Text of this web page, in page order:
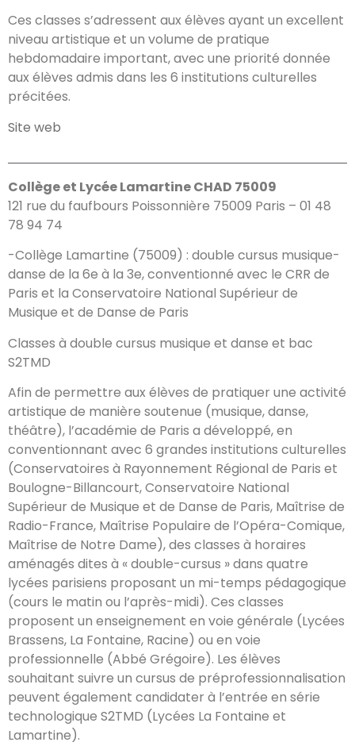
Ces classes s’adressent aux élèves ayant un excellent
niveau artistique et un volume de pratique
hebdomadaire important, avec une priorité donnée
aux élèves admis dans les 6 institutions culturelles
précitées.
Site web
Collège et Lycée Lamartine CHAD 75009
121 rue du faufbours Poissonnière 75009 Paris – 01 48
78 94 74
-Collège Lamartine (75009) : double cursus musique-
danse de la 6e à la 3e, conventionné avec le CRR de
Paris et la Conservatoire National Supérieur de
Musique et de Danse de Paris
Classes à double cursus musique et danse et bac
S2TMD
Afin de permettre aux élèves de pratiquer une activité
artistique de manière soutenue (musique, danse,
théâtre), l’académie de Paris a développé, en
conventionnant avec 6 grandes institutions culturelles
(Conservatoires à Rayonnement Régional de Paris et
Boulogne-Billancourt, Conservatoire National
Supérieur de Musique et de Danse de Paris, Maîtrise de
Radio-France, Maîtrise Populaire de l’Opéra-Comique,
Maîtrise de Notre Dame), des classes à horaires
aménagés dites à « double-cursus » dans quatre
lycées parisiens proposant un mi-temps pédagogique
(cours le matin ou l’après-midi). Ces classes
proposent un enseignement en voie générale (Lycées
Brassens, La Fontaine, Racine) ou en voie
professionnelle (Abbé Grégoire). Les élèves
souhaitant suivre un cursus de préprofessionnalisation
peuvent également candidater à l’entrée en série
technologique S2TMD (Lycées La Fontaine et
Lamartine).